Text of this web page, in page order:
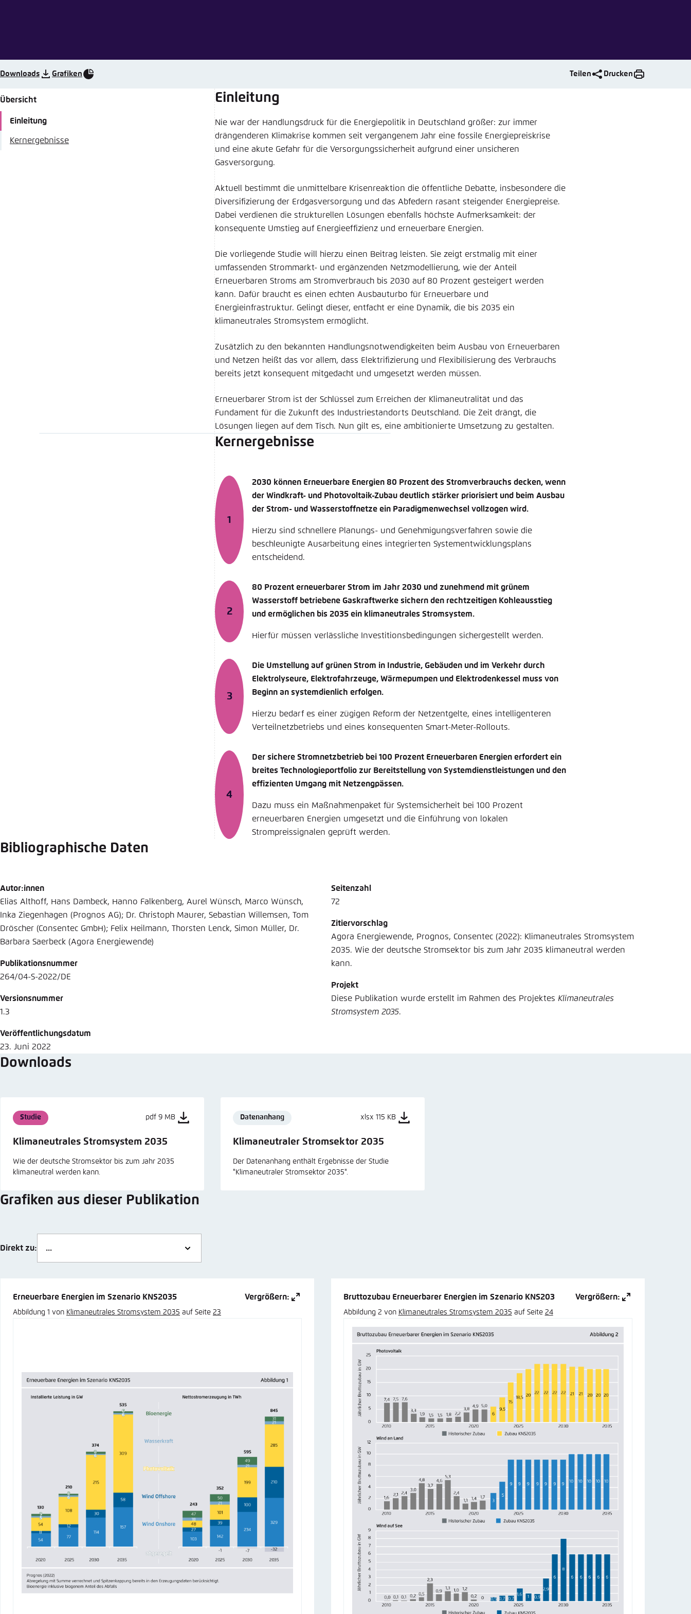
Downloads Grafiken Teilen Drucken
Übersicht
Einleitung
Kernergebnisse
Einleitung
Nie war der Handlungsdruck für die Energiepolitik in Deutschland größer: zur immer
drängenderen Klimakrise kommen seit vergangenem Jahr eine fossile Energiepreiskrise
und eine akute Gefahr für die Versorgungssicherheit aufgrund einer unsicheren
Gasversorgung.
Aktuell bestimmt die unmittelbare Krisenreaktion die öffentliche Debatte, insbesondere die
Diversifizierung der Erdgasversorgung und das Abfedern rasant steigender Energiepreise.
Dabei verdienen die strukturellen Lösungen ebenfalls höchste Aufmerksamkeit: der
konsequente Umstieg auf Energieeffizienz und erneuerbare Energien.
Die vorliegende Studie will hierzu einen Beitrag leisten. Sie zeigt erstmalig mit einer
umfassenden Strommarkt- und ergänzenden Netzmodellierung, wie der Anteil
Erneuerbaren Stroms am Stromverbrauch bis 2030 auf 80 Prozent gesteigert werden
kann. Dafür braucht es einen echten Ausbauturbo für Erneuerbare und
Energieinfrastruktur. Gelingt dieser, entfacht er eine Dynamik, die bis 2035 ein
klimaneutrales Stromsystem ermöglicht.
Zusätzlich zu den bekannten Handlungsnotwendigkeiten beim Ausbau von Erneuerbaren
und Netzen heißt das vor allem, dass Elektrifizierung und Flexibilisierung des Verbrauchs
bereits jetzt konsequent mitgedacht und umgesetzt werden müssen.
Erneuerbarer Strom ist der Schlüssel zum Erreichen der Klimaneutralität und das
Fundament für die Zukunft des Industriestandorts Deutschland. Die Zeit drängt, die
Lösungen liegen auf dem Tisch. Nun gilt es, eine ambitionierte Umsetzung zu gestalten.
Kernergebnisse
2030 können Erneuerbare Energien 80 Prozent des Stromverbrauchs decken, wenn
der Windkraft- und Photovoltaik-Zubau deutlich stärker priorisiert und beim Ausbau
der Strom- und Wasserstoffnetze ein Paradigmenwechsel vollzogen wird.
Hierzu sind schnellere Planungs- und Genehmigungsverfahren sowie die
beschleunigte Ausarbeitung eines integrierten Systementwicklungsplans
entscheidend.
80 Prozent erneuerbarer Strom im Jahr 2030 und zunehmend mit grünem
Wasserstoff betriebene Gaskraftwerke sichern den rechtzeitigen Kohleausstieg
und ermöglichen bis 2035 ein klimaneutrales Stromsystem.
Hierfür müssen verlässliche Investitionsbedingungen sichergestellt werden.
Die Umstellung auf grünen Strom in Industrie, Gebäuden und im Verkehr durch
Elektrolyseure, Elektrofahrzeuge, Wärmepumpen und Elektrodenkessel muss von
Beginn an systemdienlich erfolgen.
Hierzu bedarf es einer zügigen Reform der Netzentgelte, eines intelligenteren
Verteilnetzbetriebs und eines konsequenten Smart-Meter-Rollouts.
Der sichere Stromnetzbetrieb bei 100 Prozent Erneuerbaren Energien erfordert ein
breites Technologieportfolio zur Bereitstellung von Systemdienstleistungen und den
effizienten Umgang mit Netzengpässen.
Dazu muss ein Maßnahmenpaket für Systemsicherheit bei 100 Prozent
erneuerbaren Energien umgesetzt und die Einführung von lokalen
Strompreissignalen geprüft werden.
Bibliographische Daten
Autor:innen
Elias Althoff, Hans Dambeck, Hanno Falkenberg, Aurel Wünsch, Marco Wünsch,
Inka Ziegenhagen (Prognos AG); Dr. Christoph Maurer, Sebastian Willemsen, Tom
Dröscher (Consentec GmbH); Felix Heilmann, Thorsten Lenck, Simon Müller, Dr.
Barbara Saerbeck (Agora Energiewende)
Publikationsnummer
264/04-S-2022/DE
Versionsnummer
1.3
Veröffentlichungsdatum
23. Juni 2022
Seitenzahl
72
Zitiervorschlag
Agora Energiewende, Prognos, Consentec (2022): Klimaneutrales Stromsystem
2035. Wie der deutsche Stromsektor bis zum Jahr 2035 klimaneutral werden
kann.
Projekt
Diese Publikation wurde erstellt im Rahmen des Projektes Klimaneutrales
Stromsystem 2035.
Downloads
Studie pdf 9 MB
Klimaneutrales Stromsystem 2035
Wie der deutsche Stromsektor bis zum Jahr 2035
klimaneutral werden kann.
Datenanhang xlsx 115 KB
Klimaneutraler Stromsektor 2035
Der Datenanhang enthält Ergebnisse der Studie
"Klimaneutraler Stromsektor 2035".
Grafiken aus dieser Publikation
Direkt zu:
Erneuerbare Energien im Szenario KNS2035
Abbildung 1 von Klimaneutrales Stromsystem 2035 auf Seite 23
Vergrößern: Bruttozubau Erneuerbarer Energien im Szenario KNS203
Abbildung 2 von Klimaneutrales Stromsystem 2035 auf Seite 24
Vergrößern: